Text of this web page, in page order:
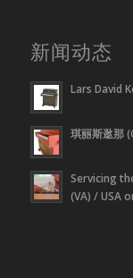
新闻动态
Lars David
琪丽斯逖那
Servicing
(VA) / USA